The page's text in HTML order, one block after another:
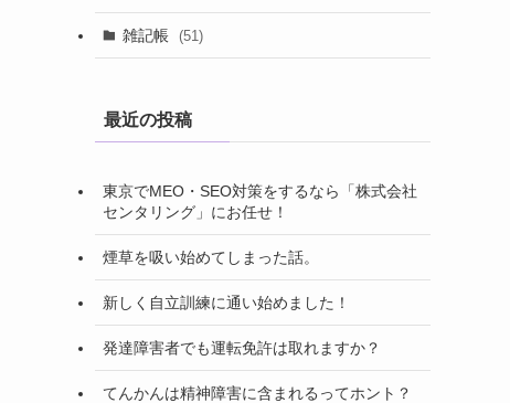
雑記帳 (51)
最近の投稿
東京でMEO・SEO対策をするなら「株式会社
センタリング」にお任せ！
煙草を吸い始めてしまった話。
新しく自立訓練に通い始めました！
発達障害者でも運転免許は取れますか？
てんかんは精神障害に含まれるってホント？